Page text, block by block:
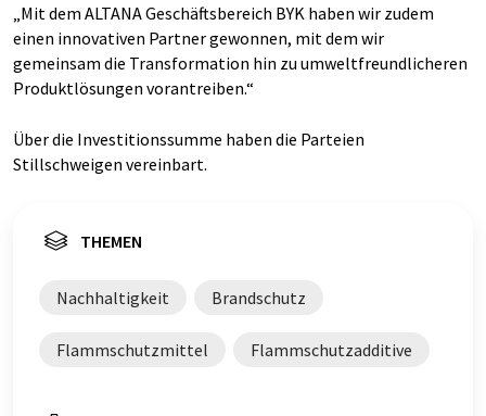
„Mit dem ALTANA Geschäftsbereich BYK haben wir zudem
einen innovativen Partner gewonnen, mit dem wir
gemeinsam die Transformation hin zu umweltfreundlicheren
Produktlösungen vorantreiben.“
Über die Investitionssumme haben die Parteien
Stillschweigen vereinbart.
THEMEN
Nachhaltigkeit Brandschutz
Flammschutzmittel Flammschutzadditive